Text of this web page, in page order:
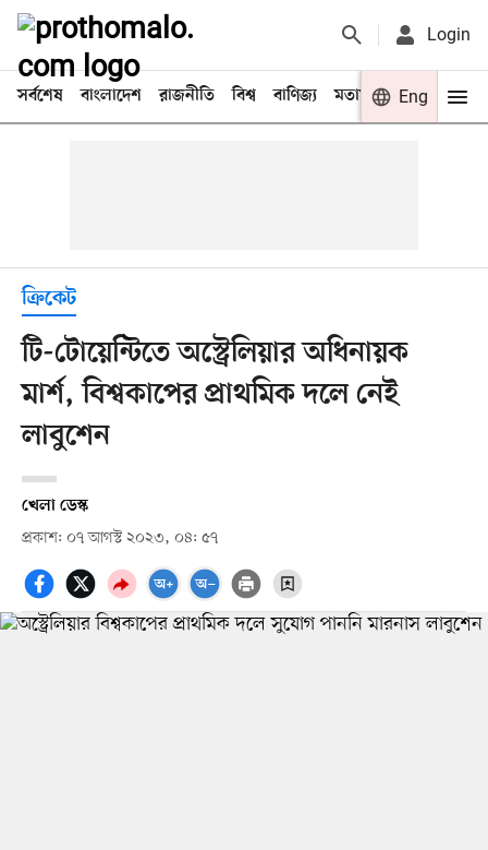
Login
সর্বশেষ বাংলাদেশ রাজনীতি বিশ্ব বাণিজ্য মতামত খেলা
Eng
ক্রিকেট
টি-টোয়েন্টিতে অস্ট্রেলিয়ার অধিনায়ক
মার্শ, বিশ্বকাপের প্রাথমিক দলে নেই
লাবুশেন
খেলা ডেস্ক
প্রকাশ: ০৭ আগস্ট ২০২৩, ০৪: ৫৭